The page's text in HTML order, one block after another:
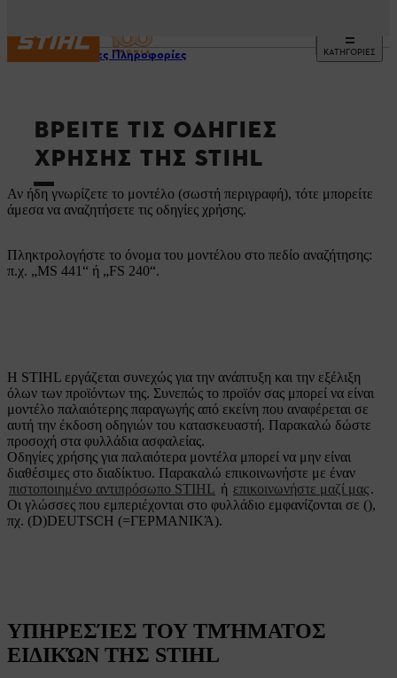
ΚΑΤΗΓΟΡΙΕΣ
Χρήσιμες Πληροφορίες
ΒΡΕΊΤΕ ΤΙΣ ΟΔΗΓΊΕΣ
ΧΡΉΣΗΣ ΤΗΣ STIHL
Αν ήδη γνωρίζετε το μοντέλο (σωστή περιγραφή), τότε μπορείτε
άμεσα να αναζητήσετε τις οδηγίες χρήσης.
Πληκτρολογήστε το όνομα του μοντέλου στο πεδίο αναζήτησης:
π.χ. „MS 441“ ή „FS 240“.
Η STIHL εργάζεται συνεχώς για την ανάπτυξη και την εξέλιξη
όλων των προϊόντων της. Συνεπώς το προϊόν σας μπορεί να είναι
μοντέλο παλαιότερης παραγωγής από εκείνη που αναφέρεται σε
αυτή την έκδοση οδηγιών του κατασκευαστή. Παρακαλώ δώστε
προσοχή στα φυλλάδια ασφαλείας.
Οδηγίες χρήσης για παλαιότερα μοντέλα μπορεί να μην είναι
διαθέσιμες στο διαδίκτυο. Παρακαλώ επικοινωνήστε με έναν
πιστοποιημένο αντιπρόσωπο STIHL ή επικοινωνήστε μαζί μας.
Οι γλώσσες που εμπεριέχονται στο φυλλάδιο εμφανίζονται σε (),
πχ. (D)DEUTSCH (=ΓΕΡΜΑΝΙΚΆ).
ΥΠΗΡΕΣΊΕΣ ΤΟΥ ΤΜΉΜΑΤΟΣ
ΕΙΔΙΚΏΝ ΤΗΣ STIHL